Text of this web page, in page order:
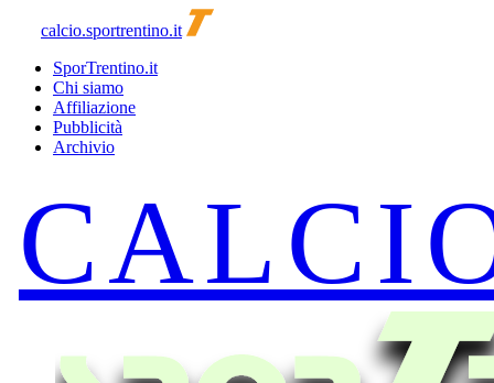
calcio.sportrentino.it
SporTrentino.it
Chi siamo
Affiliazione
Pubblicità
Archivio